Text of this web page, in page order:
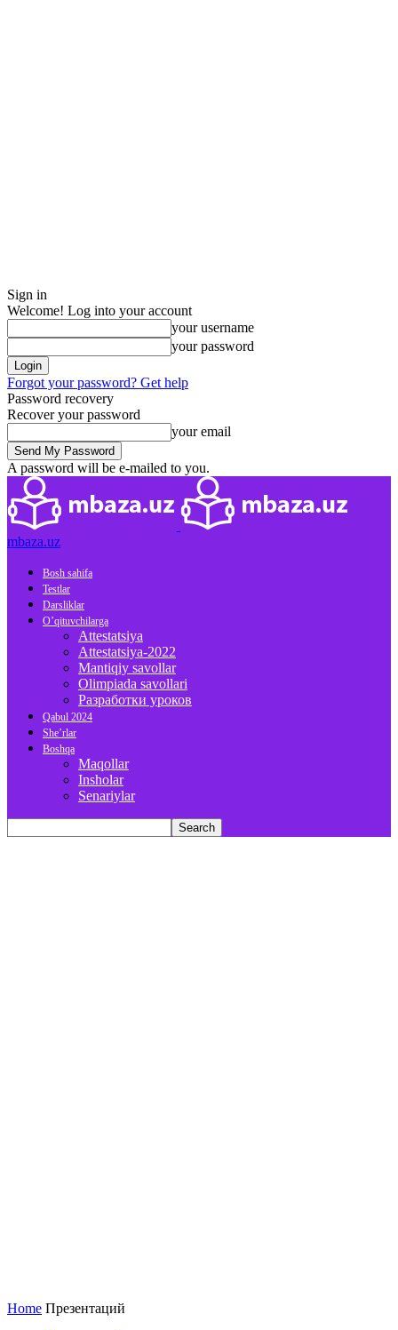
Sign in
Welcome! Log into your account
your username
your password
Forgot your password? Get help
Password recovery
Recover your password
your email
A password will be e-mailed to you.
mbaza.uz
Bosh sahifa
Testlar
Darsliklar
O’qituvchilarga
Attestatsiya
Attestatsiya-2022
Mantiqiy savollar
Olimpiada savollari
Разработки уроков
Qabul 2024
She’rlar
Boshqa
Maqollar
Insholar
Senariylar
Home Презентаций